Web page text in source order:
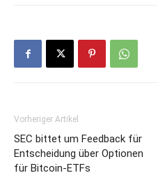
Vorheriger Artikel
SEC bittet um Feedback für
Entscheidung über Optionen
für Bitcoin-ETFs